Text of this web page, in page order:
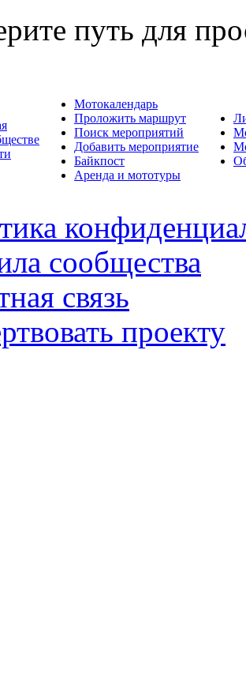
путь для
Мотокалендарь
Проложить маршрут
Поиск мероприятий
Добавить мероприятие
Байкпост
Аренда и мототуры
сообщества
связь
проекту